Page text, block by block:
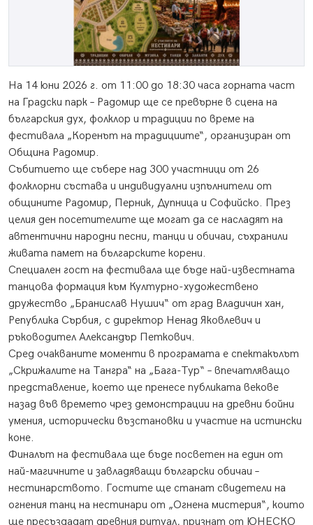
На 14 юни 2026 г. от 11:00 до 18:30 часа горната част
на Градски парк – Радомир ще се превърне в сцена на
българския дух, фолклор и традиции по време на
фестивала „Коренът на традициите“, организиран от
Община Радомир.
Събитието ще събере над 300 участници от 26
фолклорни състава и индивидуални изпълнители от
общините Радомир, Перник, Дупница и Софийско. През
целия ден посетителите ще могат да се насладят на
автентични народни песни, танци и обичаи, съхранили
живата памет на българските корени.
Специален гост на фестивала ще бъде най-известната
танцова формация към Културно-художествено
дружество „Бранислав Нушич“ от град Владичин хан,
Република Сърбия, с директор Ненад Яковлевич и
ръководител Александър Петкович.
Сред очакваните моменти в програмата е спектакълът
„Скрижалите на Тангра“ на „Бага-Тур“ – впечатляващо
представление, което ще пренесе публиката векове
назад във времето чрез демонстрации на древни бойни
умения, исторически възстановки и участие на истински
коне.
Финалът на фестивала ще бъде посветен на един от
най-магичните и завладяващи български обичаи –
нестинарството. Гостите ще станат свидетели на
огнения танц на нестинари от „Огнена мистерия“, които
ще пресъздадат древния ритуал, признат от ЮНЕСКО